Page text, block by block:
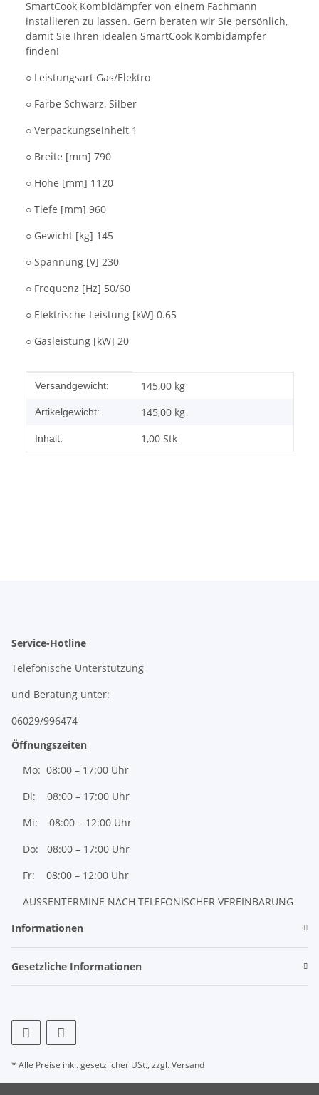
SmartCook Kombidämpfer von einem Fachmann
installieren zu lassen. Gern beraten wir Sie persönlich,
damit Sie Ihren idealen SmartCook Kombidämpfer
finden!
○ Leistungsart Gas/Elektro
○ Farbe Schwarz, Silber
○ Verpackungseinheit 1
○ Breite [mm] 790
○ Höhe [mm] 1120
○ Tiefe [mm] 960
○ Gewicht [kg] 145
○ Spannung [V] 230
○ Frequenz [Hz] 50/60
○ Elektrische Leistung [kW] 0.65
○ Gasleistung [kW] 20
Produkteigenschaft
Wert
Versandgewicht: 145,00 kg
Artikelgewicht: 145,00 kg
Inhalt: 1,00 Stk
Service-Hotline
Telefonische Unterstützung
und Beratung unter:
06029/996474
Öffnungszeiten
Mo: 08:00 – 17:00 Uhr
Di: 08:00 – 17:00 Uhr
Mi: 08:00 – 12:00 Uhr
Do: 08:00 – 17:00 Uhr
Fr: 08:00 – 12:00 Uhr
AUSSENTERMINE NACH TELEFONISCHER VEREINBARUNG
Informationen
Gesetzliche Informationen
* Alle Preise inkl. gesetzlicher USt., zzgl.Versand